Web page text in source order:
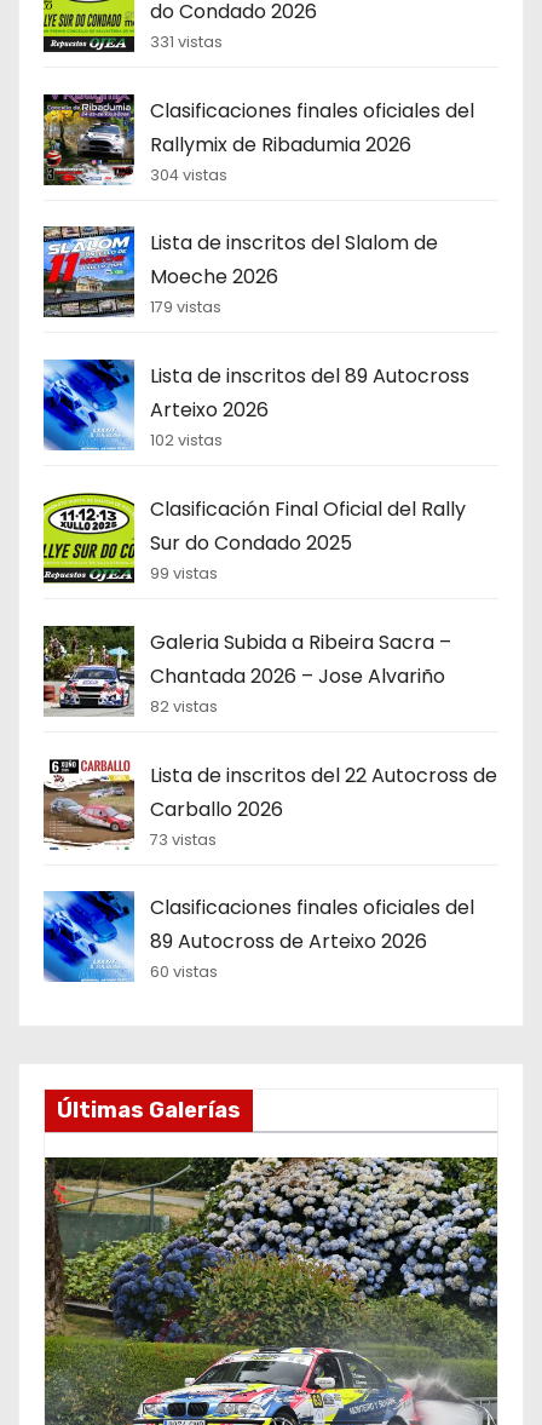
do Condado 2026
331 vistas
Clasificaciones finales oficiales del
Rallymix de Ribadumia 2026
304 vistas
Lista de inscritos del Slalom de
Moeche 2026
179 vistas
Lista de inscritos del 89 Autocross
Arteixo 2026
102 vistas
Clasificación Final Oficial del Rally
Sur do Condado 2025
99 vistas
Galeria Subida a Ribeira Sacra –
Chantada 2026 – Jose Alvariño
82 vistas
Lista de inscritos del 22 Autocross de
Carballo 2026
73 vistas
Clasificaciones finales oficiales del
89 Autocross de Arteixo 2026
60 vistas
Últimas Galerías